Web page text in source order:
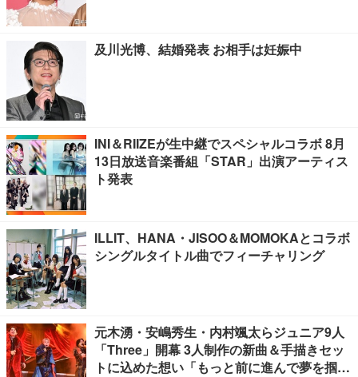
及川光博、結婚発表 お相手は妊娠中
INI＆RIIZEが生中継でスペシャルコラボ 8月
13日放送音楽番組「STAR」出演アーティス
ト発表
ILLIT、HANA・JISOO＆MOMOKAとコラボ
シングルタイトル曲でフィーチャリング
元木湧・安嶋秀生・内村颯太らジュニア9人
「Three」開幕 3人制作の新曲＆手描きセッ
トに込めた想い「もっと前に進んで夢を掴み